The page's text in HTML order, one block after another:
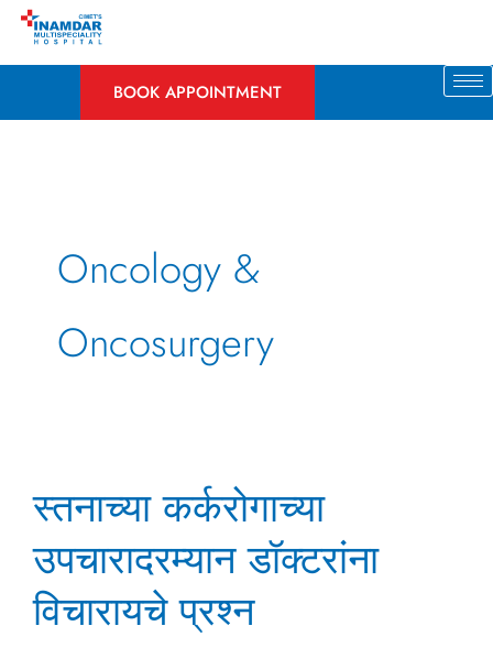
Skip
BOOK APPOINTMENT
Oncology &
Oncosurgery
स्तनाच्या कर्करोगाच्या
उपचारादरम्यान डॉक्टरांना
विचारायचे प्रश्न
कर्करोगाच्या
डॉक्टरांना
विचारायचे
प्रश्न